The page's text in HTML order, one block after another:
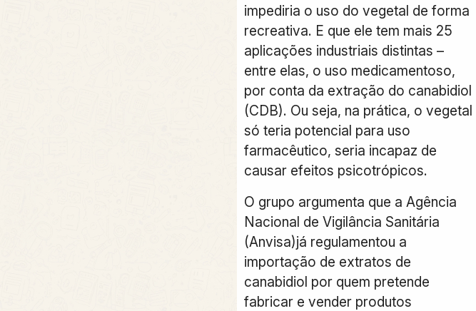
impediria o uso do vegetal de forma
recreativa. E que ele tem mais 25
aplicações industriais distintas –
entre elas, o uso medicamentoso,
por conta da extração do canabidiol
(CDB). Ou seja, na prática, o vegetal
só teria potencial para uso
farmacêutico, seria incapaz de
causar efeitos psicotrópicos.
O grupo argumenta que a Agência
Nacional de Vigilância Sanitária
(Anvisa)já regulamentou a
importação de extratos de
canabidiol por quem pretende
fabricar e vender produtos